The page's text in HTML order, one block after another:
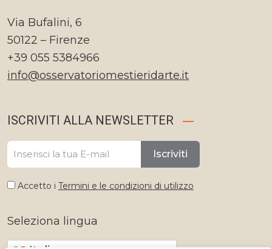
Via Bufalini, 6
50122 – Firenze
+39 055 5384966
info@osservatoriomestieridarte.it
ISCRIVITI ALLA NEWSLETTER
Iscriviti
Accetto i Termini e le condizioni di utilizzo
Seleziona lingua